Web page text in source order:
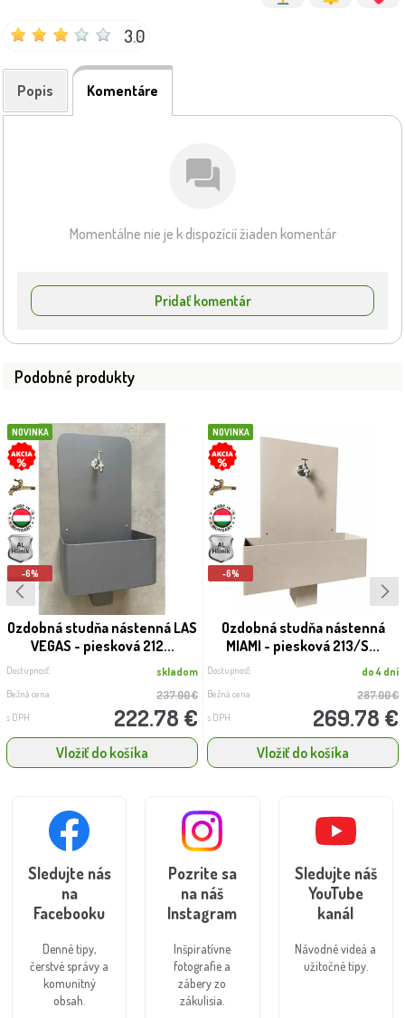
3.0
Popis Komentáre
Momentálne nie je k dispozícií žiaden komentár
Pridať komentár
Podobné produkty
NOVINKA
-6%
Ozdobná studňa nástenná LAS
VEGAS - piesková 212...
Dostupnosť: skladom
Bežná cena 237.00 €
s DPH 222.78 €
Vložiť do košíka
NOVINKA
-6%
Ozdobná studňa nástenná
MIAMI - piesková 213/S...
Dostupnosť: do 4 dní
Bežná cena 287.00 €
s DPH 269.78 €
Vložiť do košíka
Sledujte nás
na
Facebooku
Denné tipy,
čerstvé správy a
komunitný
obsah.
Pozrite sa
na náš
Instagram
Inšpiratívne
fotografie a
zábery zo
zákulisia.
Sledujte náš
YouTube
kanál
Návodné videá a
užitočné tipy.